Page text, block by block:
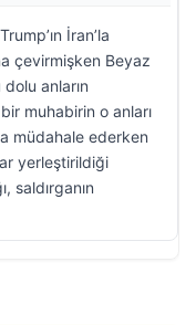
İran’la
çevirmişken Beyaz
anların
muhabirin o anları
müdahale ederken
yerleştirildiği
saldırganın